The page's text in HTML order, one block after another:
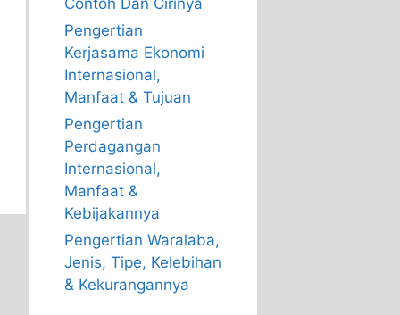
Contoh Dan Cirinya
Pengertian
Kerjasama Ekonomi
Internasional,
Manfaat & Tujuan
Pengertian
Perdagangan
Internasional,
Manfaat &
Kebijakannya
Pengertian Waralaba,
Jenis, Tipe, Kelebihan
& Kekurangannya